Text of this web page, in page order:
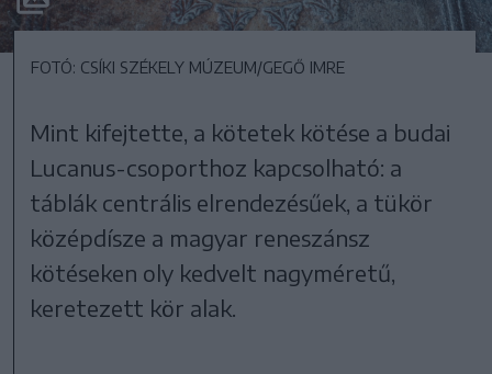
FOTÓ: CSÍKI SZÉKELY MÚZEUM/GEGŐ IMRE
Mint kifejtette, a kötetek kötése a budai
Lucanus-csoporthoz kapcsolható: a
táblák centrális elrendezésűek, a tükör
középdísze a magyar reneszánsz
kötéseken oly kedvelt nagyméretű,
keretezett kör alak.